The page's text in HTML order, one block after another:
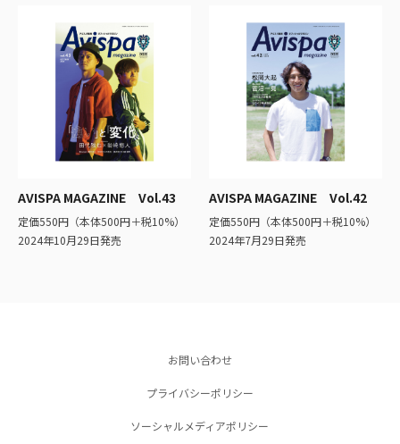
AVISPA MAGAZINE Vol.43
定価550円（本体500円＋税10%）
2024年10月29日発売
AVISPA MAGAZINE Vol.42
定価550円（本体500円＋税10%）
2024年7月29日発売
お問い合わせ
プライバシーポリシー
ソーシャルメディアポリシー